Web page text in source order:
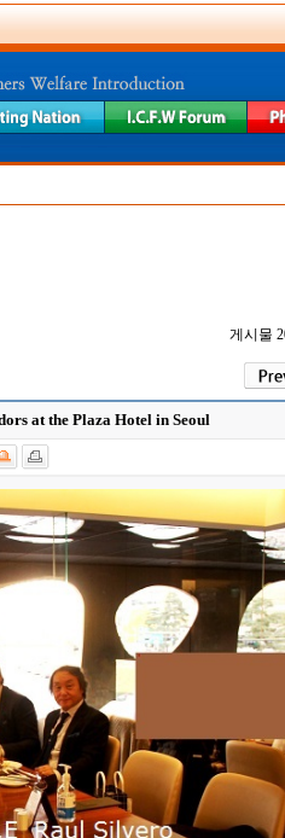
게시물
at the Plaza Hotel in Seoul